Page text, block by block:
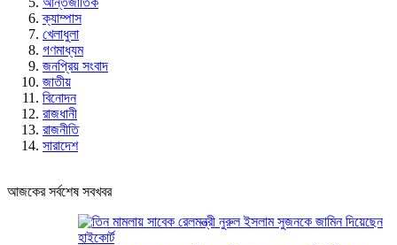
ক্যাম্পাস
খেলাধুলা
গণমাধ্যম
জনপ্রিয় সংবাদ
জাতীয়
বিনোদন
রাজধানী
রাজনীতি
সারাদেশ
আজকের সর্বশেষ সবখবর